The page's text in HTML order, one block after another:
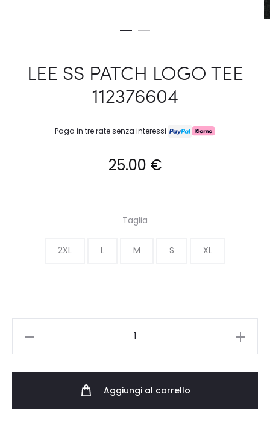
LEE SS PATCH LOGO TEE
112376604
Paga in tre rate senza interessi
25.00 €
Taglia
2XL L M S XL
Aggiungi al carrello